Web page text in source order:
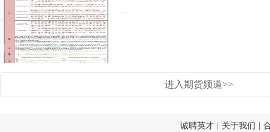
...
进入期货频道>>
诚聘英才 关于我们